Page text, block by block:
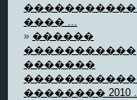
���� ...
» ������
�������
�������� 2010